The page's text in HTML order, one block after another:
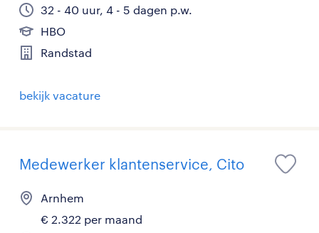
32 - 40 uur, 4 - 5 dagen p.w.
HBO
Randstad
bekijk vacature
Medewerker klantenservice, Cito
Arnhem
€ 2.322 per maand